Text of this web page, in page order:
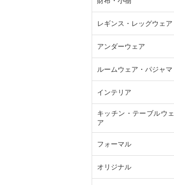
レギンス・レッグウェア
アンダーウェア
ルームウェア・パジャマ
インテリア
キッチン・テーブルウェ
ア
フォーマル
オリジナル